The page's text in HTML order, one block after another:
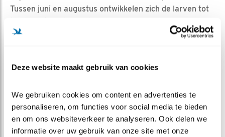
Deze website maakt gebruik van cookies
We gebruiken cookies om content en advertenties te
personaliseren, om functies voor social media te bieden
en om ons websiteverkeer te analyseren. Ook delen we
informatie over uw gebruik van onze site met onze
Tussen juni en augustus ontwikkelen zich de larven tot
De kleine watersalamander kent in zomer, winter en
waterafstotend. Hij overwintert in bijvoorbeeld kelders,
In de lente gaat hij de waterfase in (voortplantingstijd)
en is dan ook dag én nacht-actief.
Zo. Een welverdiende hoofdrol voor een kleine